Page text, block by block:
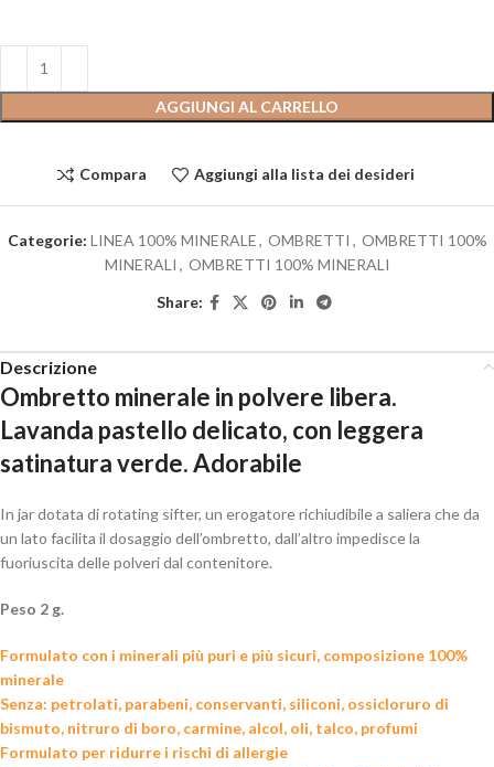
AGGIUNGI AL CARRELLO
Compara Aggiungi alla lista dei desideri
Categorie: LINEA 100% MINERALE, OMBRETTI , OMBRETTI 100%
MINERALI , OMBRETTI 100% MINERALI
Share:
Descrizione
Ombretto minerale in polvere libera.
Lavanda pastello delicato, con leggera
satinatura verde. Adorabile
In jar dotata di rotating sifter, un erogatore richiudibile a saliera che da
un lato facilita il dosaggio dell’ombretto, dall’altro impedisce la
fuoriuscita delle polveri dal contenitore.
Peso 2 g.
Formulato con i minerali più puri e più sicuri, composizione 100%
minerale
Senza: petrolati, parabeni, conservanti, siliconi, ossicloruro di
bismuto, nitruro di boro, carmine, alcol, oli, talco, profumi
Formulato per ridurre i rischi di allergie